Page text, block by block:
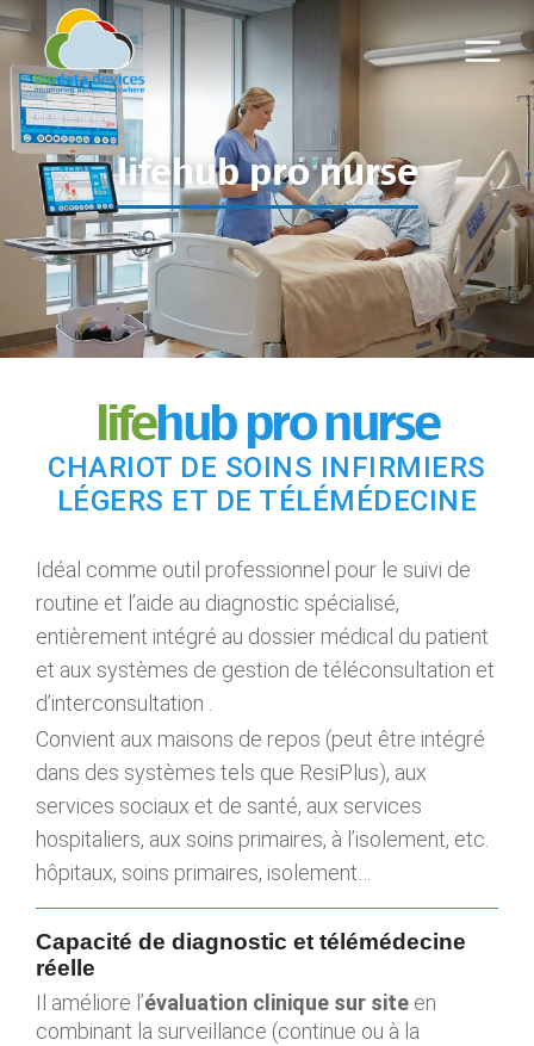
lifehub pro nurse
lifehub pro nurse
CHARIOT DE SOINS INFIRMIERS
LÉGERS ET DE TÉLÉMÉDECINE
Idéal comme outil professionnel pour le suivi de
routine et l’aide au diagnostic spécialisé,
entièrement intégré au dossier médical du patient
et aux systèmes de gestion de téléconsultation et
d’interconsultation
Convient aux maisons de repos (peut être intégré
dans des systèmes tels que ResiPlus), aux
services sociaux et de santé, aux services
hospitaliers, aux soins primaires, à l’isolement, etc.
hôpitaux, soins primaires, isolement…
Capacité de diagnostic et télémédecine
réelle
Il améliore l’évaluation clinique sur site en
combinant la surveillance (continue ou à la